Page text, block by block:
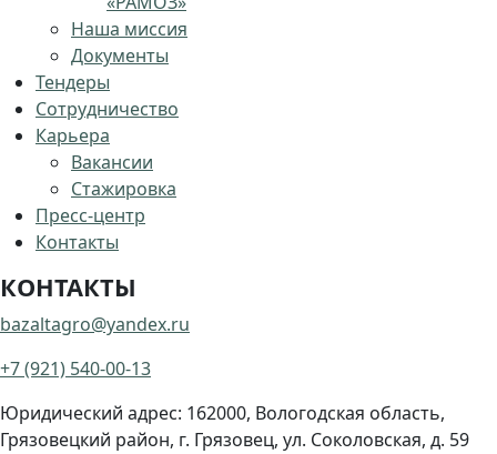
Наша миссия
Документы
Тендеры
Сотрудничество
Карьера
Вакансии
Стажировка
Пресс-центр
Контакты
КОНТАКТЫ
bazaltagro@yandex.ru
+7 (921) 540-00-13
Юридический адрес: 162000, Вологодская область,
Грязовецкий район, г. Грязовец, ул. Соколовская, д. 59